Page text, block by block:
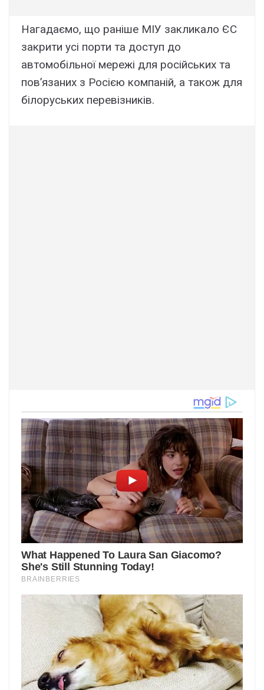
Нагадаємо, що раніше МІУ закликало ЄС
закрити усі порти та доступ до
автомобільної мережі для російських та
пов’язаних з Росією компаній, а також для
білоруських перевізників.